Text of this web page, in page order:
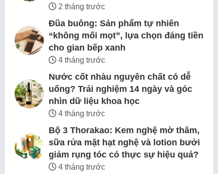
2 tháng trước
Đũa buông: Sản phẩm tự nhiên
“không mối mọt”, lựa chọn đáng tiền
cho gian bếp xanh
4 tháng trước
Nước cốt nhàu nguyên chất có dễ
uống? Trải nghiệm 14 ngày và góc
nhìn dữ liệu khoa học
4 tháng trước
Bộ 3 Thorakao: Kem nghệ mờ thâm,
sữa rửa mặt hạt nghệ và lotion bưởi
giảm rụng tóc có thực sự hiệu quả?
4 tháng trước